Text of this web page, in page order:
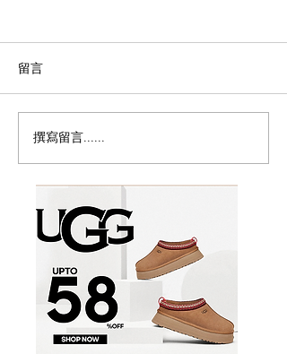
历史新低！Samsonite 新
秀丽 Winfield 2 全PC
20+28寸 黑色拉杆行李箱2
件套1.7折
留言
撰寫留言......